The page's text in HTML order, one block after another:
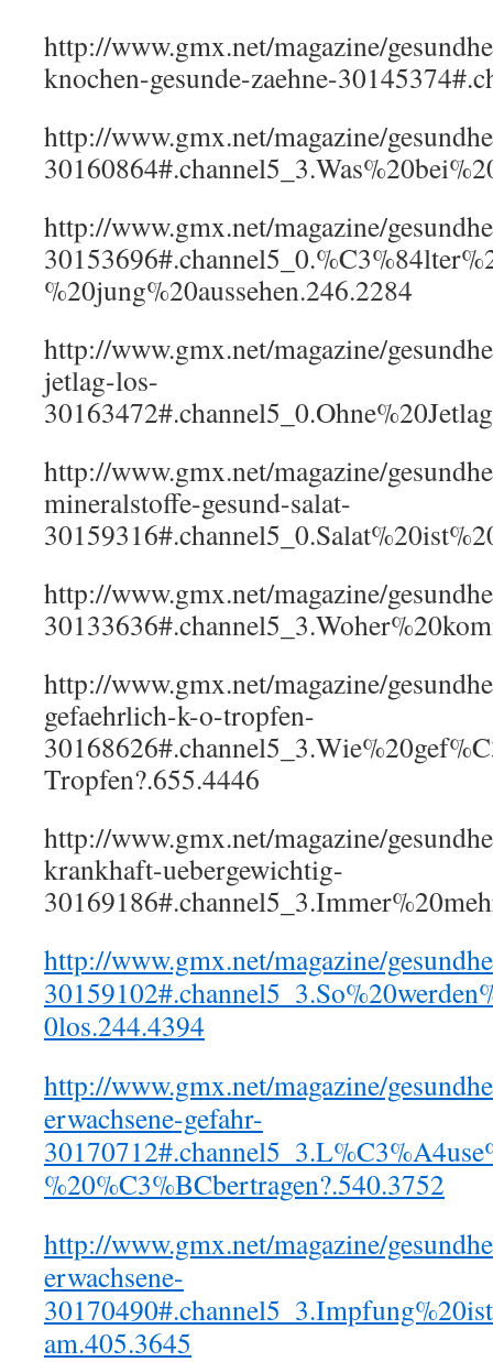
http://www.gmx.net/magazine/
knochen-gesunde-zaehne-
http://www.gmx.net/magazine/
http://www.gmx.net/magazine/
%20jung%20aussehen.246.2284
http://www.gmx.net/magazine/
jetlag-los-
http://www.gmx.net/magazine/
mineralstoffe-gesund-salat-
http://www.gmx.net/magazine/
http://www.gmx.net/magazine/
gefaehrlich-k-o-tropfen-
Tropfen?.655.4446
http://www.gmx.net/magazine/
krankhaft-uebergewichtig-
http://www.gmx.net/magazine/
0los.244.4394
http://www.gmx.net/magazine/
erwachsene-gefahr-
%20%C3%BCbertragen?.540.3752
http://www.gmx.net/magazine/
erwachsene-
am.405.3645